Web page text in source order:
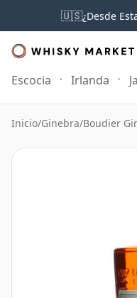
🇺🇸¿Desde
Escocia Irlanda
Inicio/Ginebra/Boudier